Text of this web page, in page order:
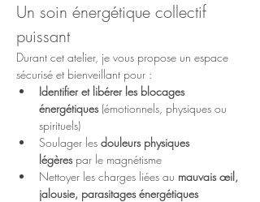
Un soin énergétique collectif
puissant
Durant cet atelier, je vous propose un espace
sécurisé et bienveillant pour :
Identifier et libérer les blocages
énergétiques (émotionnels, physiques ou
spirituels)
Soulager les douleurs physiques
légères par le magnétisme
Nettoyer les charges liées au mauvais œil,
jalousie, parasitages énergétiques